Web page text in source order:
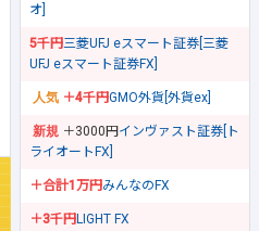
オ]
5千円三菱UFJ eスマート証券[三菱
UFJ eスマート証券FX]
＋4千円GMO外貨[外貨ex]
＋3000円 インヴァスト証券[ト
ライオートFX]
＋合計1万円みんなのFX
＋3千円LIGHT FX